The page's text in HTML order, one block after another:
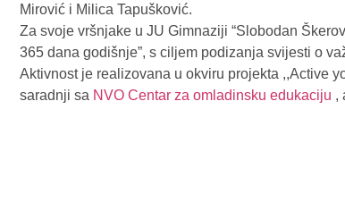
Mirović i Milica Tapušković.
Za svoje vršnjake u JU Gimnaziji “Slobodan
365 dana godišnje”, s ciljem podizanja svijesti o
Aktivnost je realizovana u okviru projekta ,,Active
saradnji sa NVO Centar za omladinsku edukaciju ,